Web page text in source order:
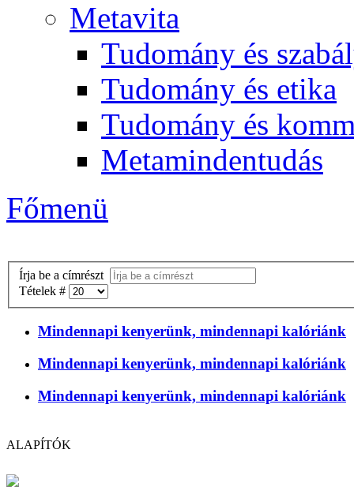
Metavita
Tudomány és
Tudomány és etika
Tudomány és
Metamindentudás
Főmenü
Írja be a címrészt
Tételek #
Mindennapi kenyerünk, mindennapi kalóriánk
Mindennapi kenyerünk, mindennapi kalóriánk
Mindennapi kenyerünk, mindennapi kalóriánk
ALAPÍTÓK